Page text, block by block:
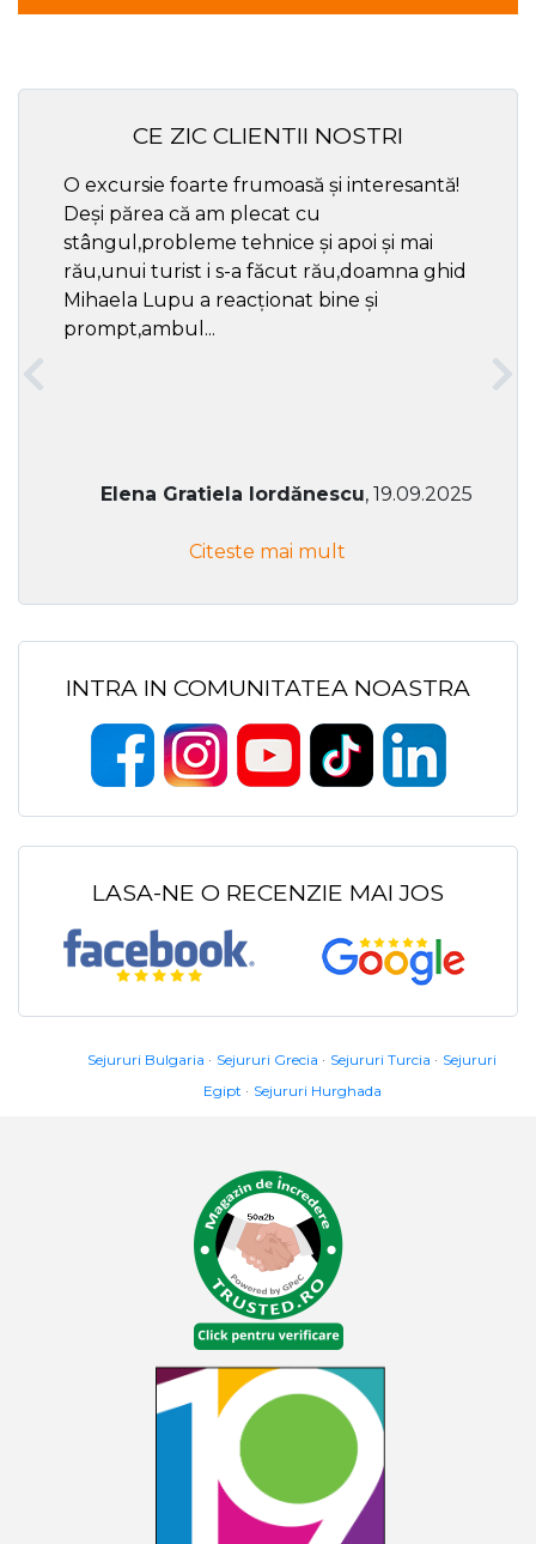
CE ZIC CLIENTII NOSTRI
O excursie foarte frumoasă și interesantă!
Deși părea că am plecat cu
stângul,probleme tehnice și apoi și mai
rău,unui turist i s-a făcut rău,doamna ghid
Mihaela Lupu a reacționat bine și
prompt,ambul...
Elena Gratiela Iordănescu, 19.09.2025
Citeste mai mult
INTRA IN COMUNITATEA NOASTRA
LASA-NE O RECENZIE MAI JOS
Sejururi Bulgaria Sejururi Grecia Sejururi Turcia
Sejururi
Egipt
Sejururi Hurghada